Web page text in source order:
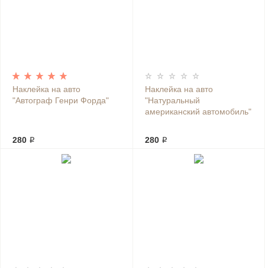
Наклейка на авто
"Автограф Генри Форда"
280 ₽
Наклейка на авто
"Натуральный
американский автомобиль"
280 ₽